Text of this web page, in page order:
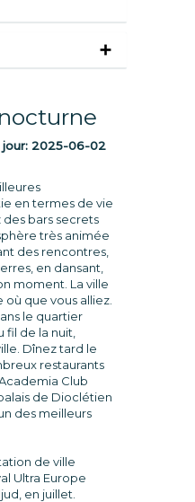
2025-06-02
en termes de vie
bars secrets
très animée
des rencontres,
en dansant,
moment. La ville
que vous alliez.
le quartier
fil de la nuit,
Dînez tard le
restaurants
Club
de Dioclétien
des meilleurs
de ville
Ultra Europe
en juillet.